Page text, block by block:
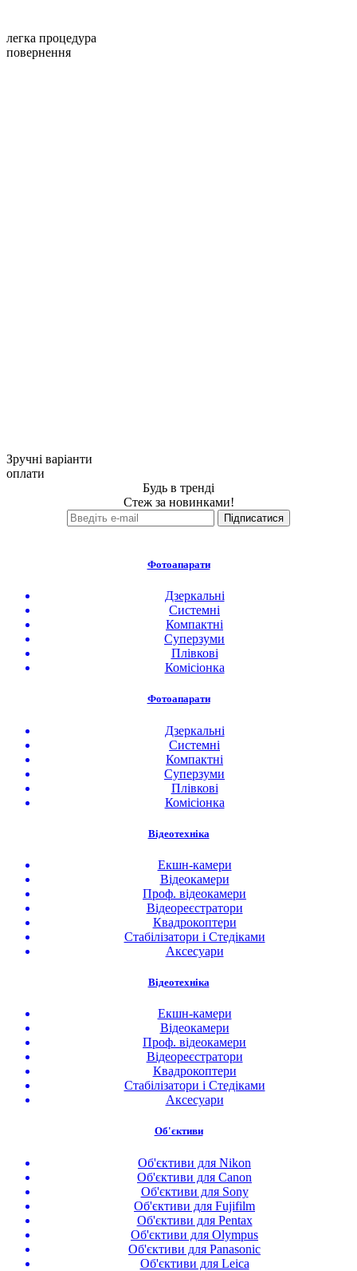
легка процедура
повернення
Зручні варіанти
оплати
Будь в тренді
Стеж за новинками!
Фотоапарати
Дзеркальні
Системні
Компактні
Суперзуми
Плівкові
Комісіонка
Фотоапарати
Дзеркальні
Системні
Компактні
Суперзуми
Плівкові
Комісіонка
Відеотехніка
Екшн-камери
Відеокамери
Проф. відеокамери
Відеореєстратори
Квадрокоптери
Стабілізатори і Стедіками
Аксесуари
Відеотехніка
Екшн-камери
Відеокамери
Проф. відеокамери
Відеореєстратори
Квадрокоптери
Стабілізатори і Стедіками
Аксесуари
Об'єктиви
Об'єктиви для Nikon
Об'єктиви для Canon
Об'єктиви для Sony
Об'єктиви для Fujifilm
Об'єктиви для Pentax
Об'єктиви для Olympus
Об'єктиви для Panasonic
Об'єктиви для Leica